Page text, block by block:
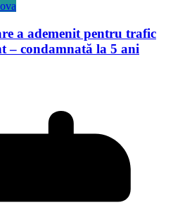
a ademenit pentru trafic
– condamnată la 5 ani